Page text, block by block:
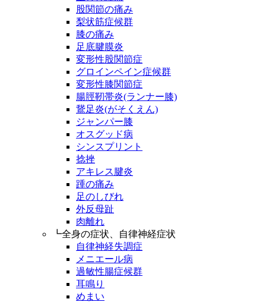
股関節の痛み
梨状筋症候群
膝の痛み
足底腱膜炎
変形性股関節症
グロインペイン症候群
変形性膝関節症
腸脛靭帯炎(ランナー膝)
鵞足炎(がそくえん)
ジャンパー膝
オスグッド病
シンスプリント
捻挫
アキレス腱炎
踵の痛み
足のしびれ
外反母趾
肉離れ
┗全身の症状、自律神経症状
自律神経失調症
メニエール病
過敏性腸症候群
耳鳴り
めまい